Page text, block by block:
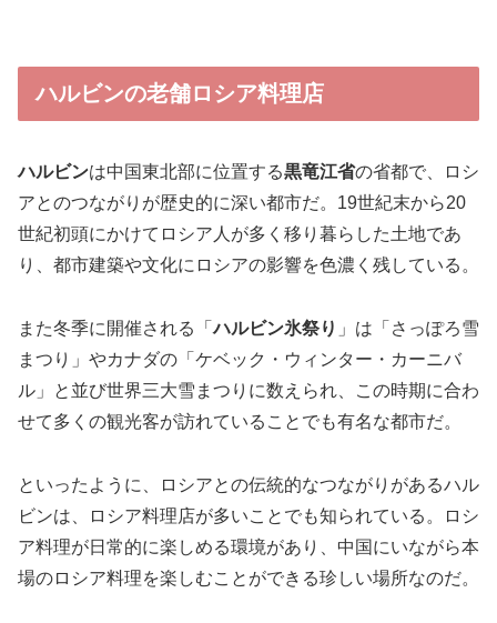
ハルビンの老舗ロシア料理店
ハルビンは中国東北部に位置する黒竜江省の省都で、ロシ
アとのつながりが歴史的に深い都市だ。19世紀末から20
世紀初頭にかけてロシア人が多く移り暮らした土地であ
り、都市建築や文化にロシアの影響を色濃く残している。
また冬季に開催される「ハルビン氷祭り 」は「さっぽろ雪
まつり」やカナダの「ケベック・ウィンター・カーニバ
ル」と並び世界三大雪まつりに数えられ、この時期に合わ
せて多くの観光客が訪れていることでも有名な都市だ。
といったように、ロシアとの伝統的なつながりがあるハル
ビンは、ロシア料理店が多いことでも知られている。ロシ
ア料理が日常的に楽しめる環境があり、中国にいながら本
場のロシア料理を楽しむことができる珍しい場所なのだ。